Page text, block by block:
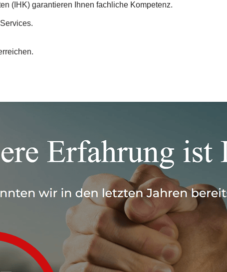
(IHK) garantieren Ihnen fachliche Kompetenz.